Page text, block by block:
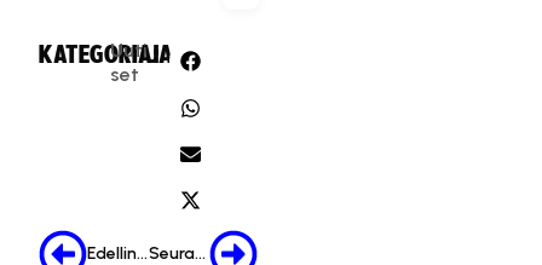
KATEGORIA:
Uuti
set
JAA:
Edellinen Seuraava